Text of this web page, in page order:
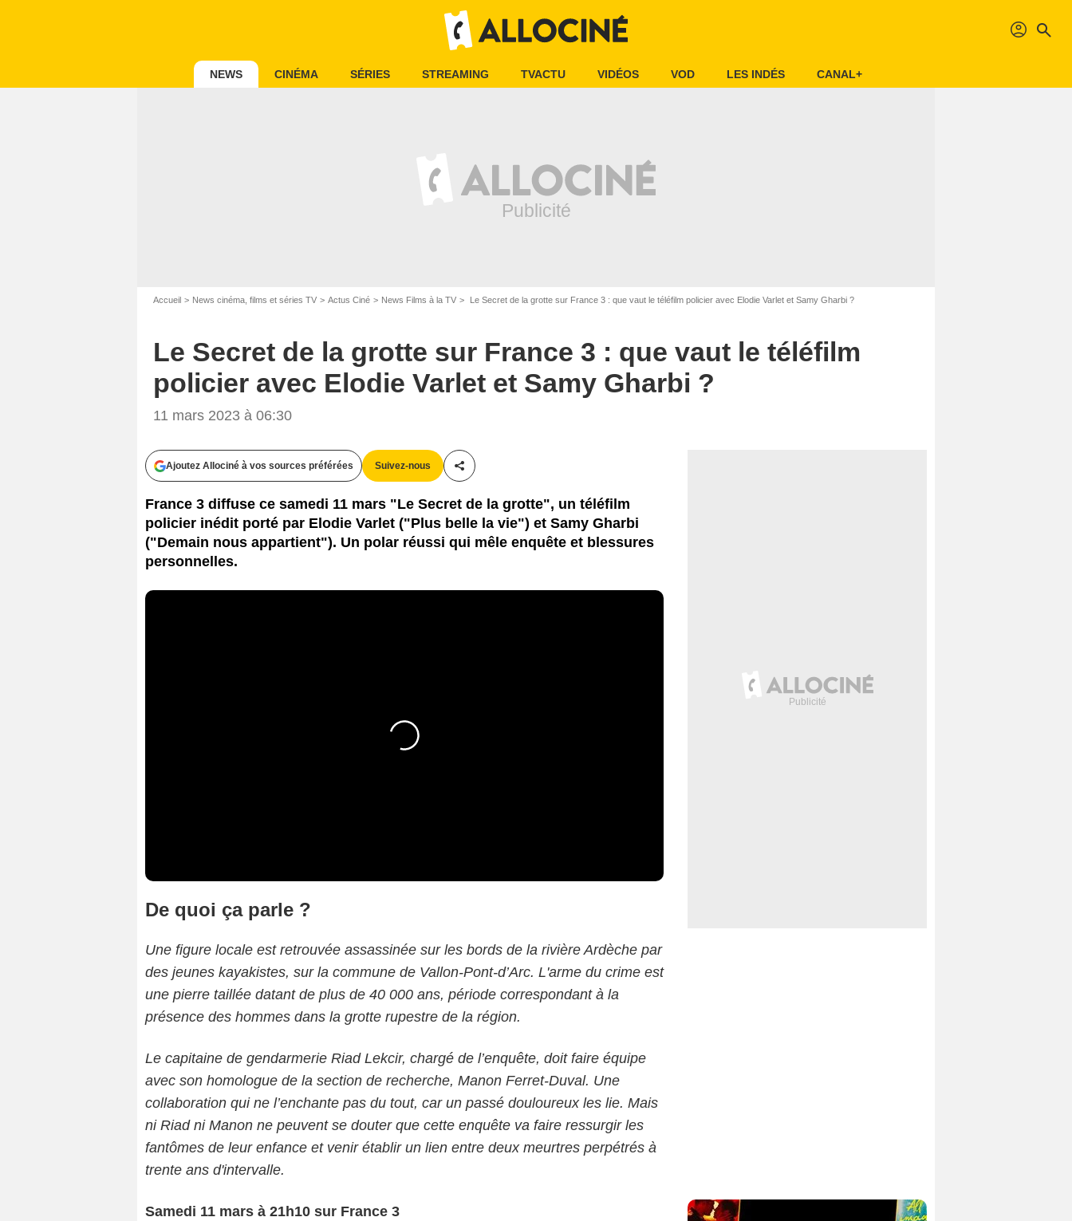
profil search
NEWS CINÉMA SÉRIES STREAMING TVACTU VIDÉOS VOD LES INDÉS CANAL+
Accueil News cinéma, films et séries TV Actus Ciné News Films à la TV Le Secret de la grotte sur France 3 : que vaut le téléfilm policier avec Elodie Varlet et Samy Gharbi ?
Le Secret de la grotte sur France 3 : que vaut le téléfilm
policier avec Elodie Varlet et Samy Gharbi ?
11 mars 2023 à 06:30
Ajoutez Allociné à vos sources préférées Suivez-nous
Partager cet article
France 3 diffuse ce samedi 11 mars "Le Secret de la grotte", un téléfilm
policier inédit porté par Elodie Varlet ("Plus belle la vie") et Samy Gharbi
("Demain nous appartient"). Un polar réussi qui mêle enquête et blessures
personnelles.
De quoi ça parle ?
Une figure locale est retrouvée assassinée sur les bords de la rivière Ardèche par
des jeunes kayakistes, sur la commune de Vallon-Pont-d’Arc. L'arme du crime est
une pierre taillée datant de plus de 40 000 ans, période correspondant à la
présence des hommes dans la grotte rupestre de la région.
Le capitaine de gendarmerie Riad Lekcir, chargé de l’enquête, doit faire équipe
avec son homologue de la section de recherche, Manon Ferret-Duval. Une
collaboration qui ne l’enchante pas du tout, car un passé douloureux les lie. Mais
ni Riad ni Manon ne peuvent se douter que cette enquête va faire ressurgir les
fantômes de leur enfance et venir établir un lien entre deux meurtres perpétrés à
trente ans d'intervalle.
Samedi 11 mars à 21h10 sur France 3